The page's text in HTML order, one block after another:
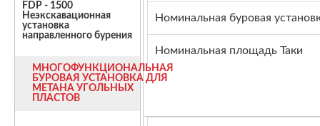
FDP - 1500
Неэкскавационная
установка
направленного бурения
МНОГОФУНКЦИОНАЛЬНАЯ
БУРОВАЯ УСТАНОВКА ДЛЯ
МЕТАНА УГОЛЬНЫХ
ПЛАСТОВ
Номинальная буровая
Номинальная площадь Таки